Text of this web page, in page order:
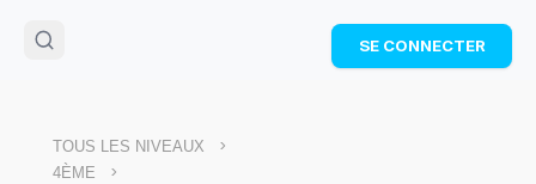
🌴Cahier de vacances offert
: révise les maths cet
Télécharge ton PDF gratuit et progresse avec des
SE CONNECTER
TOUS LES NIVEAUX >
4ÈME >